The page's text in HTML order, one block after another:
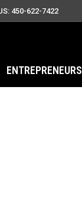
450-622-7422
ENTREPRENEURS